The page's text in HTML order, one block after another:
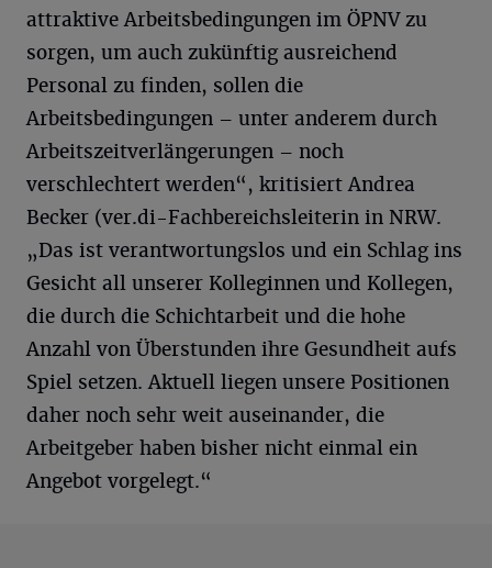
attraktive Arbeitsbedingungen im ÖPNV zu
sorgen, um auch zukünftig ausreichend
Personal zu finden, sollen die
Arbeitsbedingungen – unter anderem durch
Arbeitszeitverlängerungen – noch
verschlechtert werden“, kritisiert Andrea
Becker (ver.di-Fachbereichsleiterin in NRW.
„Das ist verantwortungslos und ein Schlag ins
Gesicht all unserer Kolleginnen und Kollegen,
die durch die Schichtarbeit und die hohe
Anzahl von Überstunden ihre Gesundheit aufs
Spiel setzen. Aktuell liegen unsere Positionen
daher noch sehr weit auseinander, die
Arbeitgeber haben bisher nicht einmal ein
Angebot vorgelegt.“